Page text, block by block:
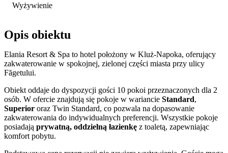
Wyżywienie
Opis obiektu
Elania Resort & Spa to hotel położony w Kluż-Napoka, oferujący
zakwaterowanie w spokojnej, zielonej części miasta przy ulicy
Făgetului.
Obiekt oddaje do dyspozycji gości 10 pokoi przeznaczonych dla 2
osób. W ofercie znajdują się pokoje w wariancie Standard,
Superior oraz Twin Standard, co pozwala na dopasowanie
zakwaterowania do indywidualnych preferencji. Wszystkie pokoje
posiadają prywatną, oddzielną łazienkę z toaletą, zapewniając
komfort pobytu.